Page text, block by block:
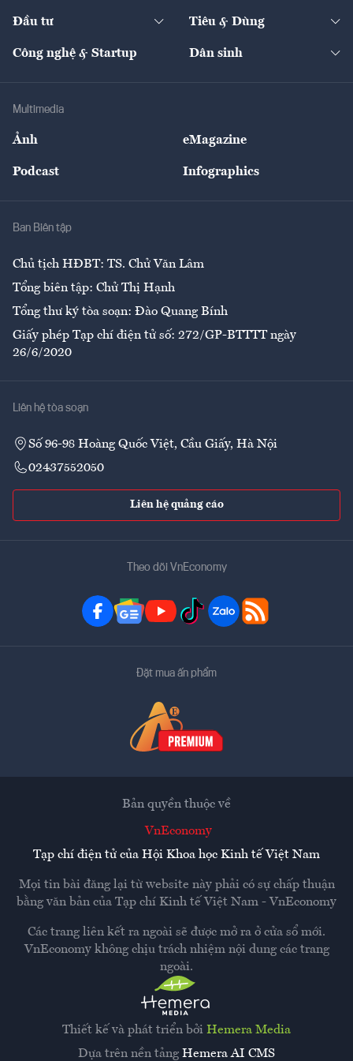
Quản trị số
Tư vấn
Thị trường
Nông sản
The Guide
Đầu tư Tiêu & Dùng
Giải trí
Công nghệ & Startup Dân sinh
Multimedia
Ảnh eMagazine
Podcast Infographics
Ban Biên tập
Chủ tịch HĐBT: TS. Chử Văn Lâm
Tổng biên tập: Chử Thị Hạnh
Tổng thư ký tòa soạn: Đào Quang Bính
Giấy phép Tạp chí điện tử số: 272/GP-BTTTT ngày
26/6/2020
Liên hệ tòa soạn
Số 96-98 Hoàng Quốc Việt, Cầu Giấy, Hà Nội
02437552050
Liên hệ quảng cáo
Theo dõi VnEconomy
Đặt mua ấn phẩm
Thiết kế và phát triển bởi Hemera Media
Dựa trên nền tảng Hemera AI CMS
Bản quyền thuộc về
VnEconomy
Tạp chí điện tử của Hội Khoa học Kinh tế Việt Nam
Mọi tin bài đăng lại từ website này phải có sự chấp thuận
bằng văn bản của Tạp chí Kinh tế Việt Nam - VnEconomy
Các trang liên kết ra ngoài sẽ được mở ra ở cửa sổ mới.
VnEconomy không chịu trách nhiệm nội dung các trang
ngoài.